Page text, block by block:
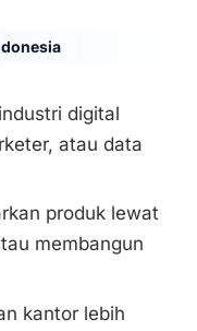
digital
atau data
produk lewat
membangun
kantor lebih